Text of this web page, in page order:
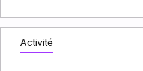
Activité